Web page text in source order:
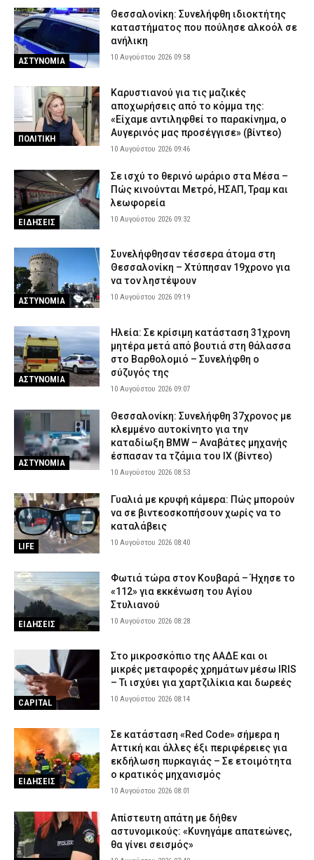
ΑΣΤΥΝΟΜΙΑ
Θεσσαλονίκη: Συνελήφθη ιδιοκτήτης
καταστήματος που πούλησε αλκοόλ σε
ανήλικη
10 Αυγούστου 2026 09:58
ΠΟΛΙΤΙΚΗ
Καρυστιανού για τις μαζικές
αποχωρήσεις από το κόμμα της:
«Είχαμε αντιληφθεί το παρακίνημα, ο
Αυγερινός μας προσέγγισε» (βίντεο)
10 Αυγούστου 2026 09:46
ΕΙΔΗΣΕΙΣ
Σε ισχύ το θερινό ωράριο στα Μέσα –
Πώς κινούνται Μετρό, ΗΣΑΠ, Τραμ και
λεωφορεία
10 Αυγούστου 2026 09:32
ΑΣΤΥΝΟΜΙΑ
Συνελήφθησαν τέσσερα άτομα στη
Θεσσαλονίκη – Χτύπησαν 19χρονο για
να τον ληστέψουν
10 Αυγούστου 2026 09:19
ΑΣΤΥΝΟΜΙΑ
Ηλεία: Σε κρίσιμη κατάσταση 31χρονη
μητέρα μετά από βουτιά στη θάλασσα
στο Βαρθολομιό – Συνελήφθη ο
σύζυγός της
10 Αυγούστου 2026 09:07
ΑΣΤΥΝΟΜΙΑ
Θεσσαλονίκη: Συνελήφθη 37χρονος με
κλεμμένο αυτοκίνητο για την
καταδίωξη BMW – Αναβάτες μηχανής
έσπασαν τα τζάμια του ΙΧ (βίντεο)
10 Αυγούστου 2026 08:53
LIFE
Γυαλιά με κρυφή κάμερα: Πώς μπορούν
να σε βιντεοσκοπήσουν χωρίς να το
καταλάβεις
10 Αυγούστου 2026 08:40
ΕΙΔΗΣΕΙΣ
Φωτιά τώρα στον Κουβαρά – Ήχησε το
«112» για εκκένωση του Αγίου
Στυλιανού
10 Αυγούστου 2026 08:28
CAPITAL
Στο μικροσκόπιο της ΑΑΔΕ και οι
μικρές μεταφορές χρημάτων μέσω IRIS
– Τι ισχύει για χαρτζιλίκια και δωρεές
10 Αυγούστου 2026 08:14
ΕΙΔΗΣΕΙΣ
Σε κατάσταση «Red Code» σήμερα η
Αττική και άλλες έξι περιφέρειες για
εκδήλωση πυρκαγιάς – Σε ετοιμότητα
ο κρατικός μηχανισμός
10 Αυγούστου 2026 08:01
Απίστευτη απάτη με δήθεν
αστυνομικούς: «Κυνηγάμε απατεώνες,
θα γίνει σεισμός»